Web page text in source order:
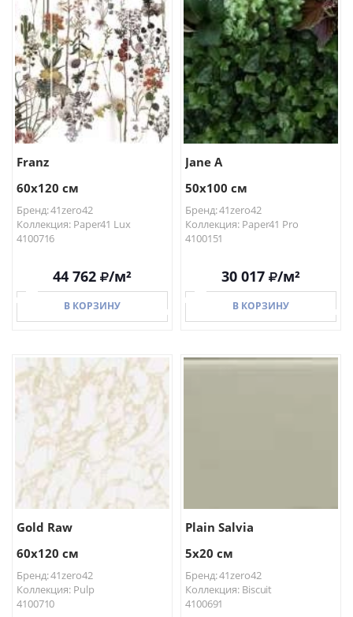
В КОРЗИНУ В КОРЗИНУ
Franz
60x120 см
Бренд: 41zero42
Коллекция: Paper41 Lux
4100716
44 762 /м²
В КОРЗИНУ
В КОРЗИНУ
Jane A
50x100 см
Бренд: 41zero42
Коллекция: Paper41 Pro
4100151
30 017 /м²
В КОРЗИНУ
Gold Raw
60x120 см
Бренд: 41zero42
Коллекция: Pulp
4100710
Plain Salvia
5x20 см
Бренд: 41zero42
Коллекция: Biscuit
4100691